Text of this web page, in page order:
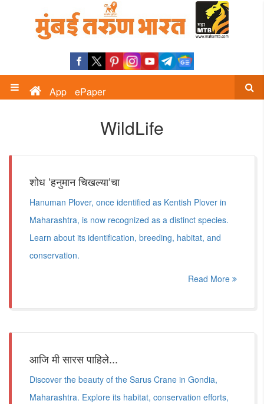
App ePaper
WildLife
शोध ’हनुमान चिखल्या’चा
Hanuman Plover, once identified as Kentish Plover in
Maharashtra, is now recognized as a distinct species.
Learn about its identification, breeding, habitat, and
conservation.
Read More
आजि मी सारस पाहिले...
Discover the beauty of the Sarus Crane in Gondia,
Maharashtra. Explore its habitat, conservation efforts,